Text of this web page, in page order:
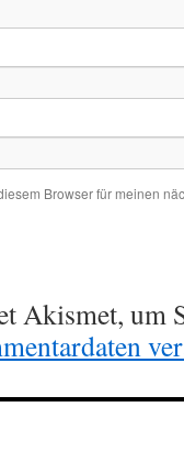
Browser für meinen
Akismet, um